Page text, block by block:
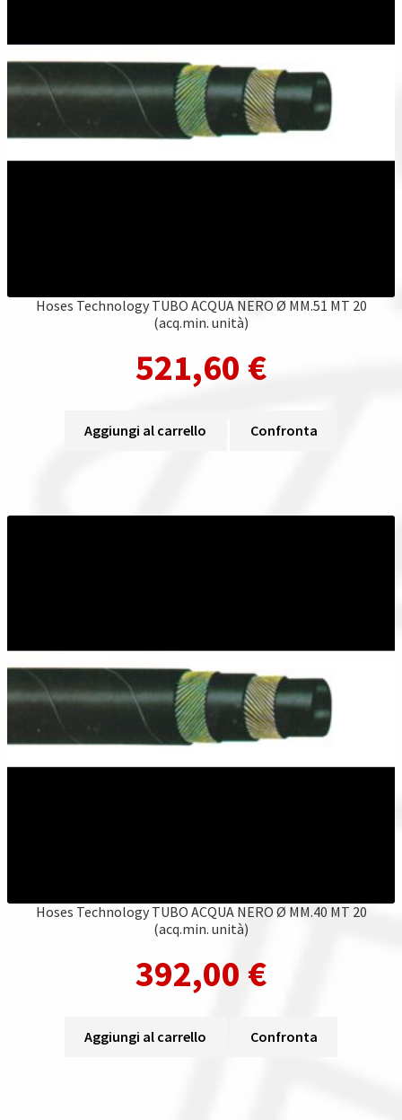
Hoses Technology TUBO ACQUA NERO Ø MM.51 MT 20
(acq.min. unità)
521,60 €
Aggiungi al carrello Confronta
Hoses Technology TUBO ACQUA NERO Ø MM.40 MT 20
(acq.min. unità)
392,00 €
Aggiungi al carrello Confronta